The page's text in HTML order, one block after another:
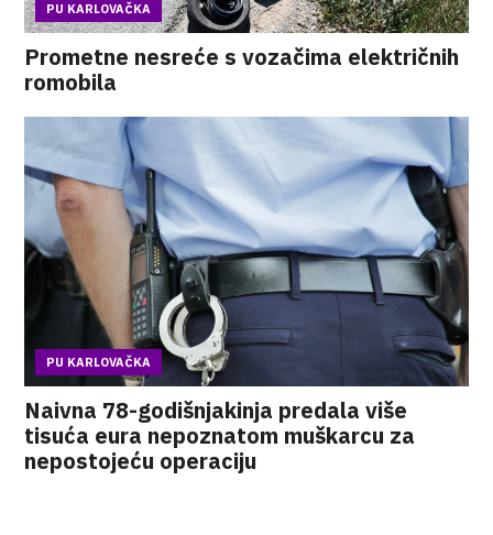
PU KARLOVAČKA
Prometne nesreće s vozačima električnih
romobila
PU KARLOVAČKA
Naivna 78-godišnjakinja predala više
tisuća eura nepoznatom muškarcu za
nepostojeću operaciju